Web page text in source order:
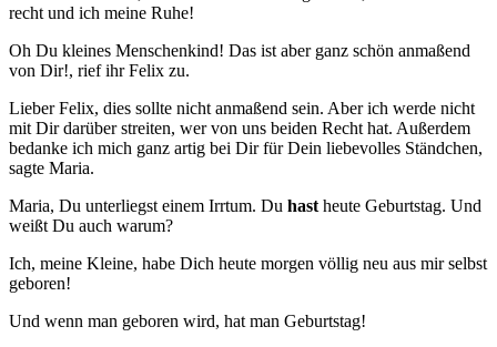
recht und ich meine Ruhe!
Oh Du kleines Menschenkind! Das ist aber ganz schön anmaßend
von Dir!, rief ihr Felix zu.
Lieber Felix, dies sollte nicht anmaßend sein. Aber ich werde nicht
mit Dir darüber streiten, wer von uns beiden Recht hat. Außerdem
bedanke ich mich ganz artig bei Dir für Dein liebevolles Ständchen,
sagte Maria.
Maria, Du unterliegst einem Irrtum. Du hast heute Geburtstag. Und
weißt Du auch warum?
Ich, meine Kleine, habe Dich heute morgen völlig neu aus mir selbst
geboren!
Und wenn man geboren wird, hat man Geburtstag!